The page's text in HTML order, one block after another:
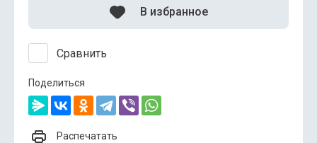
Сравнить
В избранное
Поделиться
Распечатать